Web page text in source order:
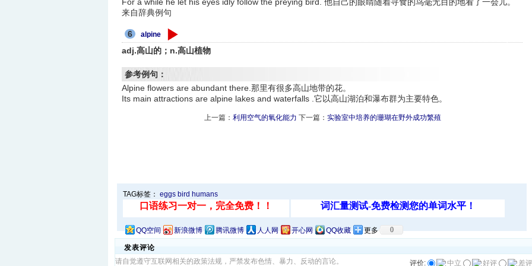
来自辞典例句
6 alpine
adj.高山的；n.高山植物
参考例句：
Alpine flowers are abundant there.那里有很多高山地带的花。
Its main attractions are alpine lakes and waterfalls .它以高山湖泊和瀑布群为主要特色。
上一篇： 利用空气的氧化能力 下一篇： 实验室中培养的珊瑚在野外成功繁殖
TAG标签： eggs bird humans
QQ空间 新浪微博 腾讯微博 人人网 开心网 QQ收藏 更多 0
发表评论
请自觉遵守互联网相关的政策法规，严禁发布色情、暴力、反动的言论。
评价: 中立 好评 差